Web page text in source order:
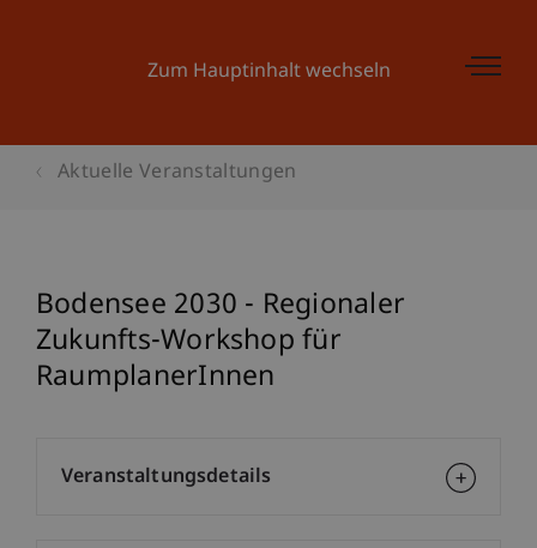
Zum Hauptinhalt wechseln
Aktuelle Veranstaltungen
Bodensee 2030 - Regionaler
Zukunfts-Workshop für
RaumplanerInnen
Veranstaltungsdetails